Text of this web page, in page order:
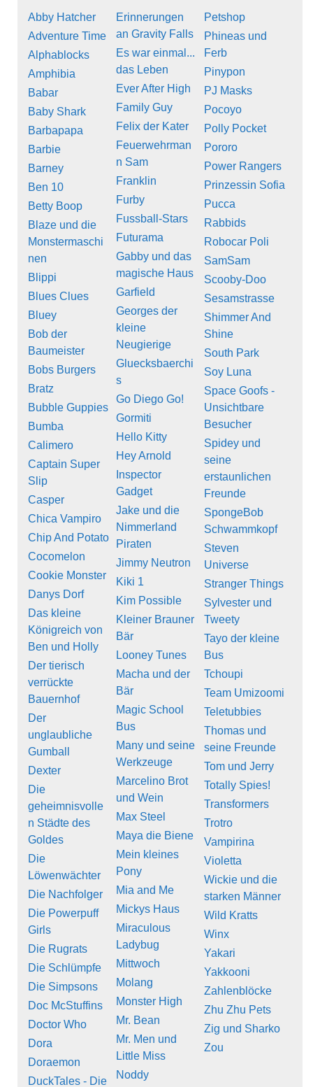
Abby Hatcher
Adventure Time
Alphablocks
Amphibia
Babar
Baby Shark
Barbapapa
Barbie
Barney
Ben 10
Betty Boop
Blaze und die
Monstermaschi
nen
Blippi
Blues Clues
Bluey
Bob der
Baumeister
Bobs Burgers
Bratz
Bubble Guppies
Bumba
Calimero
Captain Super
Slip
Casper
Chica Vampiro
Chip And Potato
Cocomelon
Cookie Monster
Danys Dorf
Das kleine
Königreich von
Ben und Holly
Der tierisch
verrückte
Bauernhof
Der
unglaubliche
Gumball
Dexter
Die
geheimnisvolle
n Städte des
Goldes
Die
Löwenwächter
Die Nachfolger
Die Powerpuff
Girls
Die Rugrats
Die Schlümpfe
Die Simpsons
Doc McStuffins
Doctor Who
Dora
Doraemon
DuckTales - Die
Erinnerungen
an Gravity Falls
Es war einmal...
das Leben
Ever After High
Family Guy
Felix der Kater
Feuerwehrman
n Sam
Franklin
Furby
Fussball-Stars
Futurama
Gabby und das
magische Haus
Garfield
Georges der
kleine
Neugierige
Gluecksbaerchi
s
Go Diego Go!
Gormiti
Hello Kitty
Hey Arnold
Inspector
Gadget
Jake und die
Nimmerland
Piraten
Jimmy Neutron
Kiki 1
Kim Possible
Kleiner Brauner
Bär
Looney Tunes
Macha und der
Bär
Magic School
Bus
Many und seine
Werkzeuge
Marcelino Brot
und Wein
Max Steel
Maya die Biene
Mein kleines
Pony
Mia and Me
Mickys Haus
Miraculous
Ladybug
Mittwoch
Molang
Monster High
Mr. Bean
Mr. Men und
Little Miss
Noddy
Petshop
Phineas und
Ferb
Pinypon
PJ Masks
Pocoyo
Polly Pocket
Pororo
Power Rangers
Prinzessin Sofia
Pucca
Rabbids
Robocar Poli
SamSam
Scooby-Doo
Sesamstrasse
Shimmer And
Shine
South Park
Soy Luna
Space Goofs -
Unsichtbare
Besucher
Spidey und
seine
erstaunlichen
Freunde
SpongeBob
Schwammkopf
Steven
Universe
Stranger Things
Sylvester und
Tweety
Tayo der kleine
Bus
Tchoupi
Team Umizoomi
Teletubbies
Thomas und
seine Freunde
Tom und Jerry
Totally Spies!
Transformers
Trotro
Vampirina
Violetta
Wickie und die
starken Männer
Wild Kratts
Winx
Yakari
Yakkooni
Zahlenblöcke
Zhu Zhu Pets
Zig und Sharko
Zou